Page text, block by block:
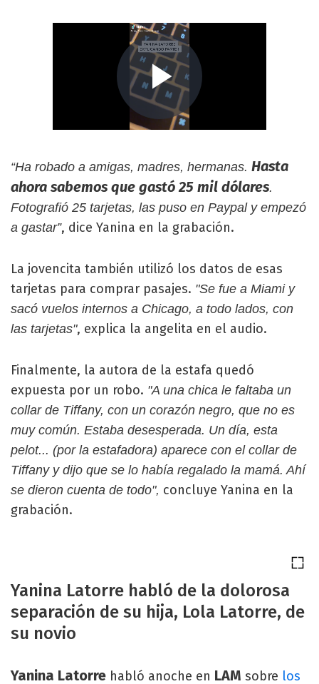
“Ha robado a amigas, madres, hermanas. Hasta
ahora sabemos que gastó 25 mil dólares.
Fotografió 25 tarjetas, las puso en Paypal y empezó
a gastar”, dice Yanina en la grabación.
La jovencita también utilizó los datos de esas
tarjetas para comprar pasajes. "Se fue a Miami y
sacó vuelos internos a Chicago, a todo lados, con
las tarjetas", explica la angelita en el audio.
Finalmente, la autora de la estafa quedó
expuesta por un robo. "A una chica le faltaba un
collar de Tiffany, con un corazón negro, que no es
muy común. Estaba desesperada. Un día, esta
pelot... (por la estafadora) aparece con el collar de
Tiffany y dijo que se lo había regalado la mamá. Ahí
se dieron cuenta de todo", concluye Yanina en la
grabación.
Yanina Latorre habló de la dolorosa
separación de su hija, Lola Latorre, de
su novio
Yanina Latorre habló anoche en LAM sobre los